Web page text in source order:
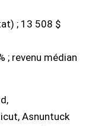
; 13 508 $
; revenu médian
Asnuntuck